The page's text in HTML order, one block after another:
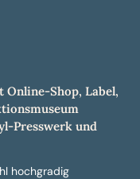
Online-Shop, Label,
Presswerk und
hochgradig